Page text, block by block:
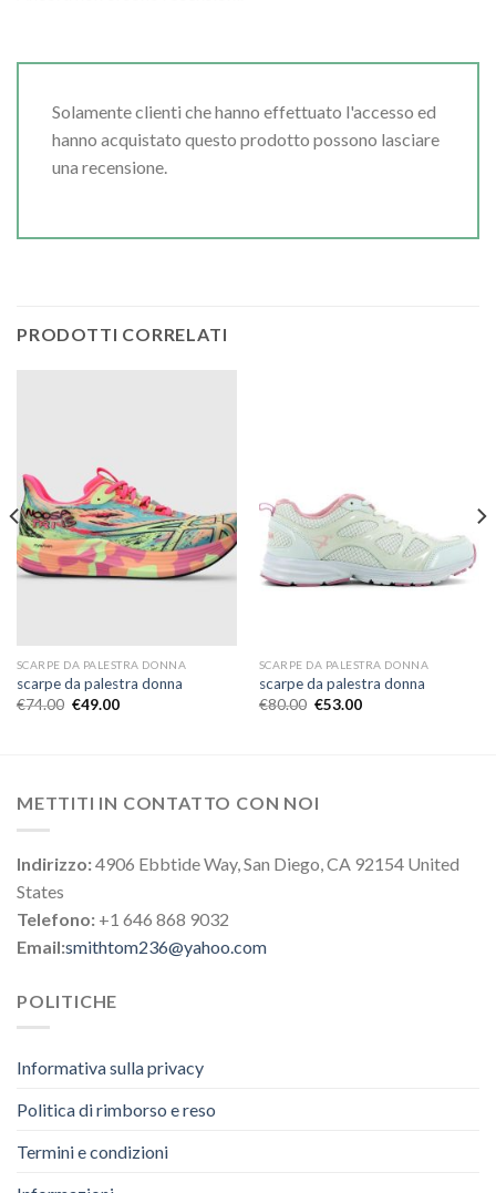
Solamente clienti che hanno effettuato l'accesso ed
hanno acquistato questo prodotto possono lasciare
una recensione.
PRODOTTI CORRELATI
SCARPE DA PALESTRA DONNA
scarpe da palestra donna
€74.00 €49.00
SCARPE DA PALESTRA DONNA
scarpe da palestra donna
€80.00 €53.00
METTITI IN CONTATTO CON NOI
Indirizzo:4906 Ebbtide Way, San Diego, CA 92154 United
States
Telefono: +1 646 868 9032
Email:smithtom236@yahoo.com
POLITICHE
Informativa sulla privacy
Politica di rimborso e reso
Termini e condizioni